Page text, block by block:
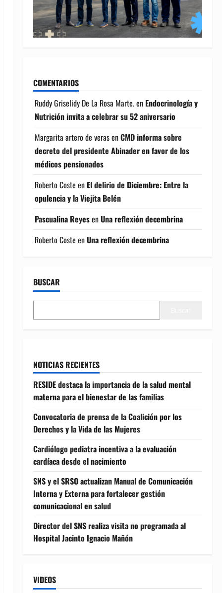
COMENTARIOS
Ruddy Griselidy De La Rosa Marte.en Endocrinología y
Nutrición invita a celebrar su 52 aniversario
Margarita artero de verasenCMD informa sobre
decreto del presidente Abinader en favor de los
médicos pensionados
Roberto Coste en El delirio de Diciembre: Entre la
opulencia y la Viejita Belén
Pascualina ReyesenUna reflexión decembrina
Roberto Coste enUna reflexión decembrina
BUSCAR
NOTICIAS RECIENTES
RESIDE destaca la importancia de la salud mental
materna para el bienestar de las familias
Convocatoria de prensa de la Coalición por los
Derechos y la Vida de las Mujeres
Cardiólogo pediatra incentiva a la evaluación
cardíaca desde el nacimiento
SNS y el SRSO actualizan Manual de Comunicación
Interna y Externa para fortalecer gestión
comunicacional en salud
Director del SNS realiza visita no programada al
Hospital Jacinto Ignacio Mañón
VIDEOS